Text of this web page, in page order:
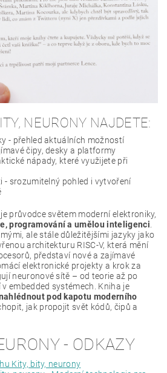
NEURONY NAJDETE:
- přehled aktuálních možností
čipy, desky a platformy
nápady, které využijete při
- srozumitelný pohled i vytvoření
průvodce světem moderní elektroniky,
programování a umělou inteligenci
ale stále důležitějšími jazyky jako
architekturu RISC-V, která mění
představí nové a zajímavé
elektronické projekty a krok za
neuronové sítě – od teorie až po
embedded systémech. Kniha je
pod kapotu moderního
jak propojit svět kódů, čipů a
- ODKAZY
Kity, bity, neurony